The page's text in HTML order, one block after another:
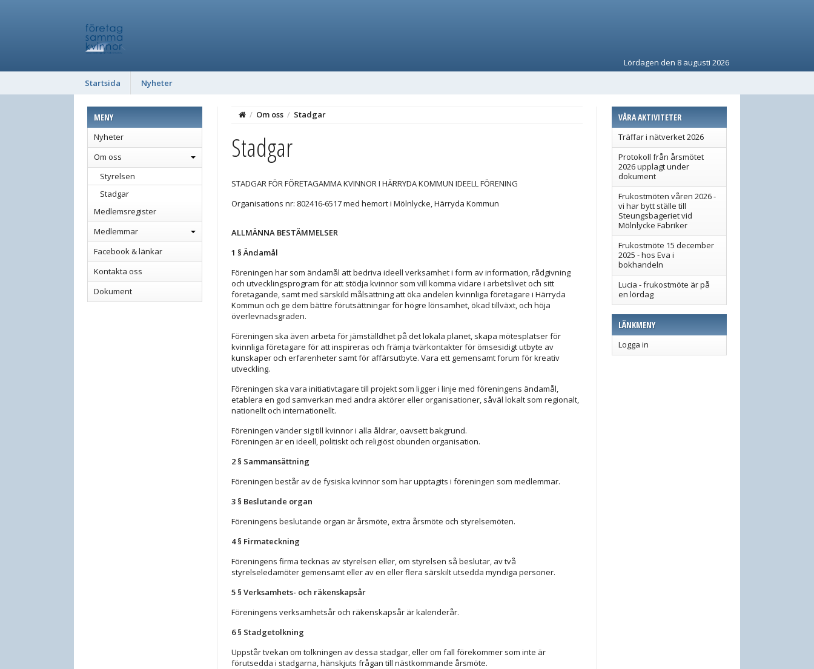
Lördagen den 8 augusti 2026
Startsida
Nyheter
MENY
Nyheter
Om oss
Styrelsen
Stadgar
Medlemsregister
Medlemmar
Facebook & länkar
Kontakta oss
Dokument
VÅRA AKTIVITETER
Träffar i nätverket 2026
Protokoll från årsmötet
2026 upplagt under
dokument
Frukostmöten våren 2026 -
vi har bytt ställe till
Steungsbageriet vid
Mölnlycke Fabriker
Frukostmöte 15 december
2025 - hos Eva i
bokhandeln
Lucia - frukostmöte är på
en lördag
LÄNKMENY
Logga in
/ Om oss / Stadgar
Stadgar
STADGAR FÖR FÖRETAGAMMA KVINNOR I HÄRRYDA KOMMUN IDEELL FÖRENING
Organisations nr: 802416-6517 med hemort i Mölnlycke, Härryda Kommun
ALLMÄNNA BESTÄMMELSER
1 § Ändamål
Föreningen har som ändamål att bedriva ideell verksamhet i form av information, rådgivning
och utvecklingsprogram för att stödja kvinnor som vill komma vidare i arbetslivet och sitt
företagande, samt med särskild målsättning att öka andelen kvinnliga företagare i Härryda
Kommun och ge dem bättre förutsättningar för högre lönsamhet, ökad tillväxt, och höja
överlevnadsgraden.
Föreningen ska även arbeta för jämställdhet på det lokala planet, skapa mötesplatser för
kvinnliga företagare för att inspireras och främja tvärkontakter för ömsesidigt utbyte av
kunskaper och erfarenheter samt för affärsutbyte. Vara ett gemensamt forum för kreativ
utveckling.
Föreningen ska vara initiativtagare till projekt som ligger i linje med föreningens ändamål,
etablera en god samverkan med andra aktörer eller organisationer, såväl lokalt som regionalt,
nationellt och internationellt.
Föreningen vänder sig till kvinnor i alla åldrar, oavsett bakgrund.
Föreningen är en ideell, politiskt och religiöst obunden organisation.
2 § Sammansättning
Föreningen består av de fysiska kvinnor som har upptagits i föreningen som medlemmar.
3 § Beslutande organ
Föreningens beslutande organ är årsmöte, extra årsmöte och styrelsemöten.
4 § Firmateckning
Föreningens firma tecknas av styrelsen eller, om styrelsen så beslutar, av två
styrelseledamöter gemensamt eller av en eller flera särskilt utsedda myndiga personer.
5 § Verksamhets- och räkenskapsår
Föreningens verksamhetsår och räkenskapsår är kalenderår.
6 § Stadgetolkning
Uppstår tvekan om tolkningen av dessa stadgar, eller om fall förekommer som inte är
förutsedda i stadgarna, hänskjuts frågan till nästkommande årsmöte.